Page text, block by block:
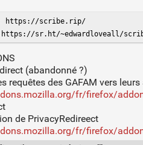
: https://scribe.rip/
sr.ht/~edwardloveall/
(abandonné ?)
requêtes des GAFAM vers
fr/firefox/
de PrivacyRedireect
fr/firefox/